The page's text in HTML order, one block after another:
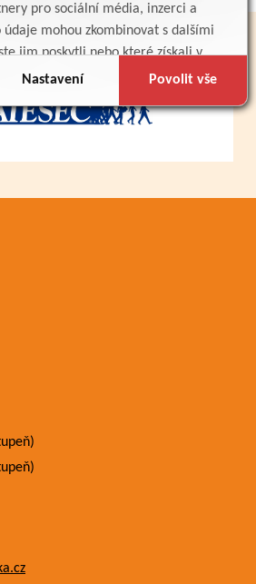
pro sociální média, inzerci a
mohou zkombinovat s dalšími
jim poskytli nebo které získali v
jejich služby.
Nastavení Povolit vše